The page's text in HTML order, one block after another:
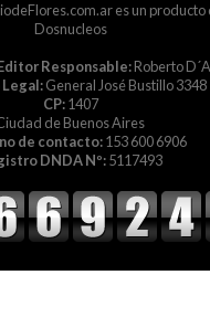
es un producto
Dosnucleos
Responsable:Roberto
General José Bustillo 3348
CP:1407
de Buenos Aires
de contacto:153 600 6906
DNDA Nº:5117493